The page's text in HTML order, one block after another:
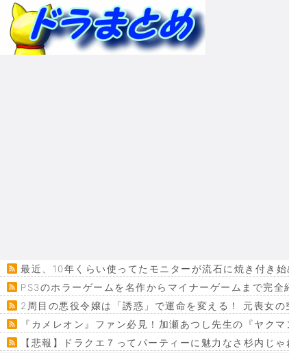
最近、10年くらい使ってたモニターが流石に焼き付き
PS3のホラーゲームを名作からマイナーゲームまで完
2周目の悪役令嬢は「誘惑」で運命を変える！ 元喪女
『カメレオン』ファン必見！加瀬あつし先生の『ヤク
【悲報】ドラクエ７ってパーティーに魅力なさ杉内じゃ